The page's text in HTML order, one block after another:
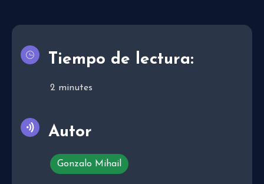
Tiempo de lectura:
2 minutes
Autor
Gonzalo Mihail